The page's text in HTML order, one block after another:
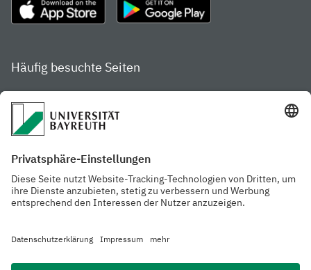
Häufig besuchte Seiten
Studienportal
Gamechanger Campus
Aktuelle
Pressemitteilungen
Arbeiten an der
Universität
Cafeterien
Studiengangsfinder
Services & Beratung für
Ansprechpersonen der
Uni Bayreuth